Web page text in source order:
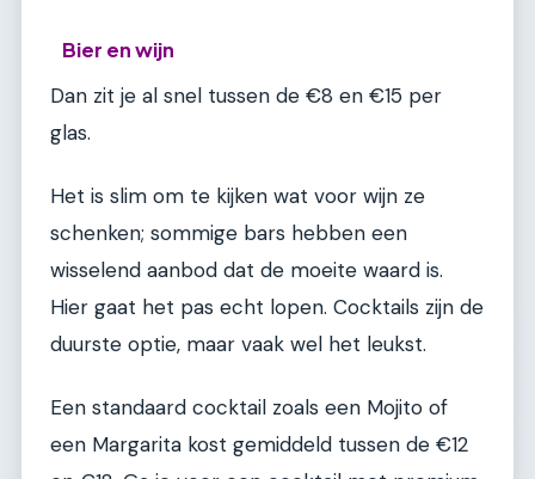
Bier en wijn
Dan zit je al snel tussen de €8 en €15 per
glas.
Het is slim om te kijken wat voor wijn ze
schenken; sommige bars hebben een
wisselend aanbod dat de moeite waard is.
Hier gaat het pas echt lopen. Cocktails zijn de
duurste optie, maar vaak wel het leukst.
Een standaard cocktail zoals een Mojito of
een Margarita kost gemiddeld tussen de €12